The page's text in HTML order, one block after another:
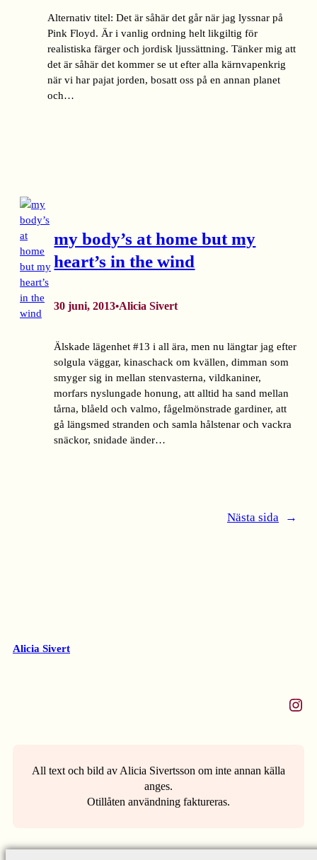
Alternativ titel: Det är såhär det går när jag lyssnar på
Pink Floyd. Är i vanlig ordning helt likgiltig för
realistiska färger och jordisk ljussättning. Tänker mig att
det är såhär det kommer se ut efter alla kärnvapenkrig
när vi har pajat jorden, bosatt oss på en annan planet
och…
my body’s at home but my
heart’s in the wind
30 juni, 2013•Alicia Sivert
Älskade lägenhet #13 i all ära, men nu längtar jag efter
solgula väggar, kinaschack om kvällen, dimman som
smyger sig in mellan stenvasterna, vildkaniner,
morfars nyslungade honung, att alltid ha sand mellan
tårna, blåeld och valmo, fågelmönstrade gardiner, att
gå längsmed stranden och samla hålstenar och vackra
snäckor, snidade änder…
Nästa sida →
Alicia Sivert
Instagram
All text och bild av Alicia Sivertsson om inte annan källa
anges.
Otillåten användning faktureras.